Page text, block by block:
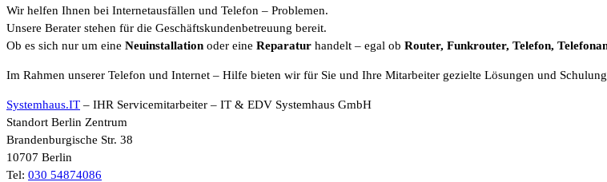
Wir helfen Ihnen bei Internetausfällen und Telefon – Problemen.
Unsere Berater stehen für die Geschäftskundenbetreuung bereit.
Ob es sich nur um eine Neuinstallation oder eine Reparatur handelt – egal ob Router, Funkrouter, Telefon,
Im Rahmen unserer Telefon und Internet – Hilfe bieten wir für Sie und Ihre Mitarbeiter gezielte Lösungen und
Systemhaus.IT – IHR Servicemitarbeiter – IT & EDV Systemhaus GmbH
Standort Berlin Zentrum
Brandenburgische Str. 38
10707 Berlin
Tel: 030 54874086